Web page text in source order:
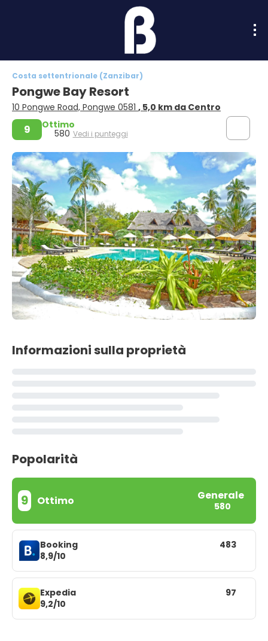
Costa settentrionale (Zanzibar)
Pongwe Bay Resort
10 Pongwe Road, Pongwe 0581 , 5,0 km da Centro
9 Ottimo
580 Vedi i punteggi
Informazioni sulla proprietà
Popolarità
9 Ottimo Generale
580
Booking
8,9/10
483
Expedia
9,2/10
97